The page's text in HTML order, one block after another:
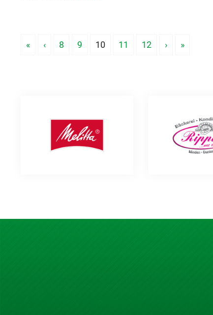
« ‹ 8 9 10 11 12 › »